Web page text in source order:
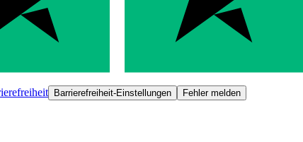
Barrierefreiheit-Einstellungen Fehler melden